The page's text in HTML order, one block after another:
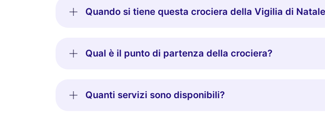
Quando si tiene questa crociera della Vigilia di
Qual è il punto di partenza della crociera?
Quanti servizi sono disponibili?